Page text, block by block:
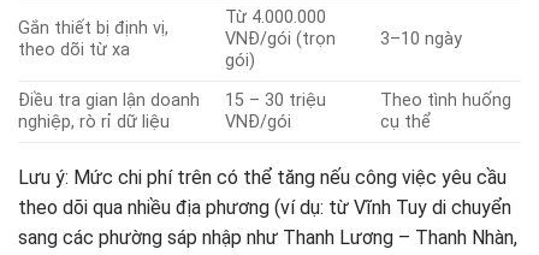
Gắn thiết bị định vị,
theo dõi từ xa
Từ 4.000.000
VNĐ/gói (trọn
gói)
3–10 ngày
Điều tra gian lận doanh
nghiệp, rò rỉ dữ liệu
15 – 30 triệu
VNĐ/gói
Theo tình huống
cụ thể
Lưu ý: Mức chi phí trên có thể tăng nếu công việc yêu cầu
theo dõi qua nhiều địa phương (ví dụ: từ Vĩnh Tuy di chuyển
sang các phường sáp nhập như Thanh Lương – Thanh Nhàn,